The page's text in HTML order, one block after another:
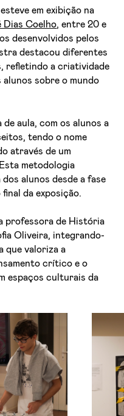
em exibição na
Coelho, entre 20 e
desenvolvidos pelos
destacou diferentes
refletindo a criatividade
alunos sobre o mundo
aula, com os alunos a
tendo o nome
através de um
metodologia
alunos desde a fase
da exposição.
professora de História
Oliveira, integrando-
que valoriza a
crítico e o
espaços culturais da